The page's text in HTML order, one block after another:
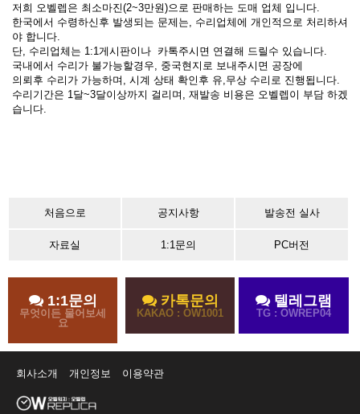
저희 오벨렙은 최소마진(2~3만원)으로 판매하는 도매 업체 입니다.
한국에서 수령하신후 발생되는 문제는, 수리업체에 개인적으로 처리하셔
야 합니다.
단, 수리업체는 1:1게시판이나 카톡주시면 연결해 드릴수 있습니다.
국내에서 수리가 불가능할경우, 중국현지로 보내주시면 공장에
의뢰후 수리가 가능하며, 시계 상태 확인후 유,무상 수리로 진행됩니다.
수리기간은 1달~3달이상까지 걸리며, 재발송 비용은 오벨렙이 부담 하겠
습니다.
처음으로 공지사항 발송전 실사
자료실 1:1문의 PC버전
1:1문의
무엇이든 물어보세
요
카톡문의
KAKAO : OW1001
텔레그램
TG : OWREP04
회사소개 개인정보 이용약관